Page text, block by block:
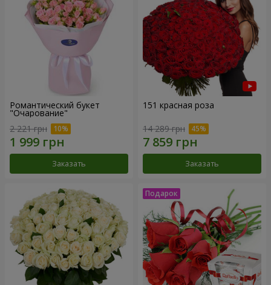
Романтический букет
"Очарование"
2 221 грн
Заказать
151 красная роза
14 289 грн
Заказать